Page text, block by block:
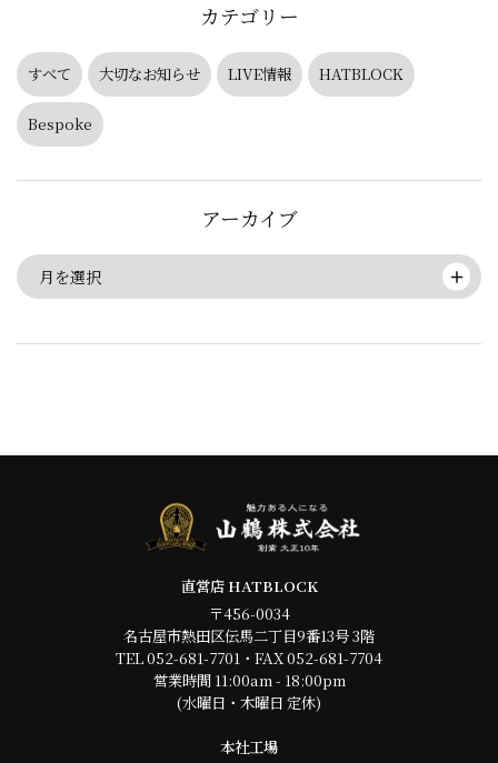
カテゴリー
すべて 大切なお知らせ LIVE情報 HATBLOCK
Bespoke
アーカイブ
直営店 HATBLOCK
〒456-0034
名古屋市熱田区伝馬二丁目9番13号 3階
TEL 052-681-7701・FAX 052-681-7704
営業時間 11:00am - 18:00pm
(水曜日・木曜日 定休)
本社工場